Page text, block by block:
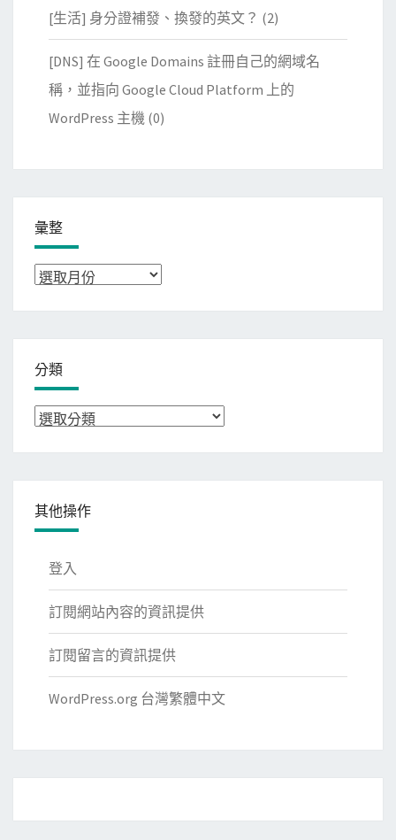
[生活] 身分證補發、換發的英文？ (2)
[DNS] 在 Google Domains 註冊自己的網域名
稱，並指向 Google Cloud Platform 上的
WordPress 主機 (0)
彙整
彙
分類
分
其他操作
登入
訂閱網站內容的資訊提供
訂閱留言的資訊提供
WordPress.org 台灣繁體中文